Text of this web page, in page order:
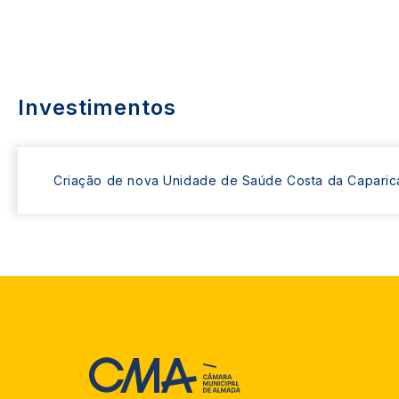
Investimentos
Criação de nova Unidade de Saúde Costa da